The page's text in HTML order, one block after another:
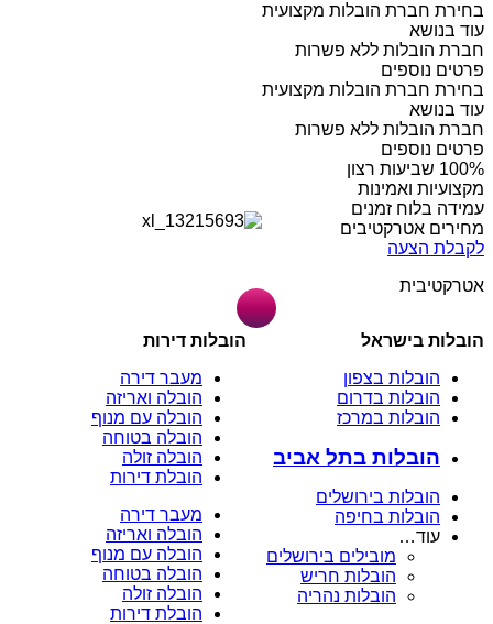
בחירת חברת הובלות מקצועית
עוד בנושא
חברת הובלות ללא פשרות
פרטים נוספים
בחירת חברת הובלות מקצועית
עוד בנושא
חברת הובלות ללא פשרות
פרטים נוספים
מקצועיות ואמינות
עמידה בלוח זמנים
מחירים אטרקטיבים
לקבלת הצעה
אטרקטיבית
הובלות בישראל
הובלות בצפון
הובלות בדרום
הובלות במרכז
הובלות בתל אביב
הובלות בירושלים
הובלות בחיפה
עוד…
מובילים בירושלים
הובלות חריש
הובלות נהריה
הובלות דירות
מעבר דירה
הובלה ואריזה
הובלה עם מנוף
הובלה בטוחה
הובלה זולה
הובלת דירות
מעבר דירה
הובלה ואריזה
הובלה עם מנוף
הובלה בטוחה
הובלה זולה
הובלת דירות